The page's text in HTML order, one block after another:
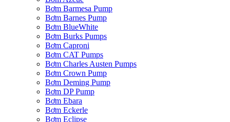
Bơm Barmesa Pump
Bơm Barnes Pump
Bơm BlueWhite
Bơm Burks Pumps
Bơm Caproni
Bơm CAT Pumps
Bơm Charles Austen Pumps
Bơm Crown Pump
Bơm Deming Pump
Bơm DP Pump
Bơm Ebara
Bơm Eckerle
Bơm Eclipse